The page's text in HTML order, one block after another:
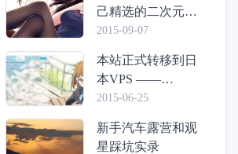
己精选的二次元壁
纸包
2015-09-07
本站正式转移到日
本VPS ——
ConoHa，介绍一些
2015-06-25
新手汽车露营和观
星踩坑实录